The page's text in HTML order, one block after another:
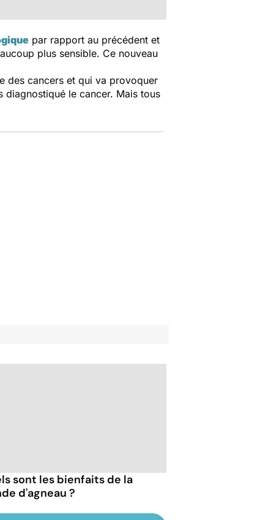
par rapport au précédent et
plus sensible. Ce nouveau
des cancers et qui va provoquer
le cancer. Mais tous
sont les bienfaits de la
d'agneau ?